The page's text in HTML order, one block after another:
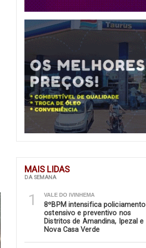
MAIS LIDAS
DA SEMANA
1 VALE DO IVINHEMA
8ºBPM intensifica policiamento
ostensivo e preventivo nos
Distritos de Amandina, Ipezal e
Nova Casa Verde